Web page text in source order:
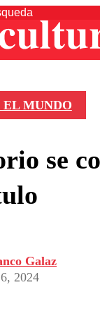
EL MUNDO
se
Galaz
2024